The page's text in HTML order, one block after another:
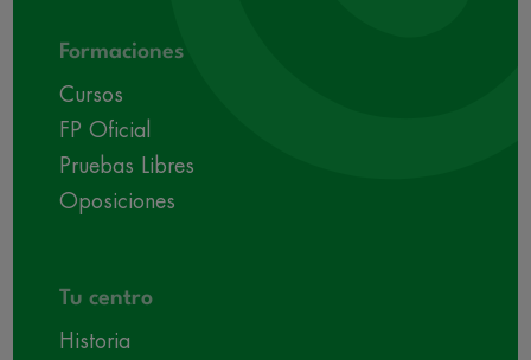
Formaciones
Cursos
FP Oficial
Pruebas Libres
Oposiciones
Tu centro
Historia